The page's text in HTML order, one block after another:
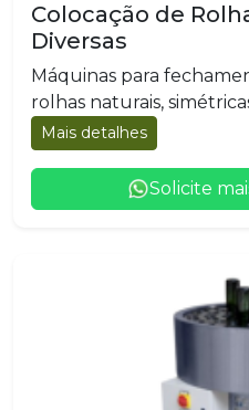
Colocação de
Diversas
Máquinas para
rolhas naturais,
Mais detalhes
Solicite